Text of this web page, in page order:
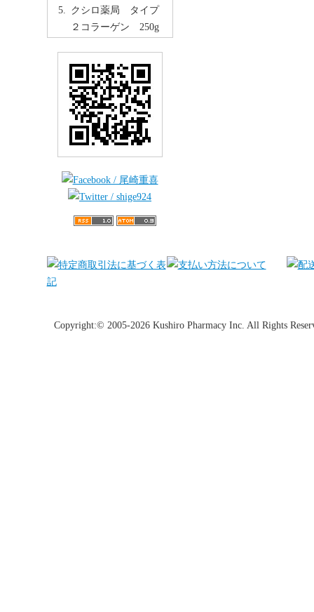
クシロ薬局 タイプ
２コラーゲン 250g
Copyright:© 2005-2026 Kushiro Pharmacy Inc. All Rights